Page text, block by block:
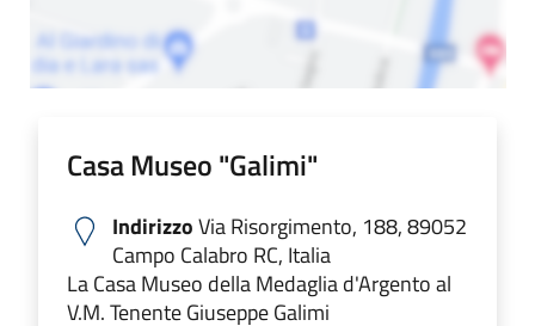
Casa Museo "Galimi"
IndirizzoVia Risorgimento, 188, 89052
Campo Calabro RC, Italia
La Casa Museo della Medaglia d'Argento al
V.M. Tenente Giuseppe Galimi